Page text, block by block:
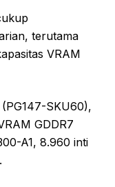
terutama
VRAM
SKU60),
GDDR7
A1, 8.960 inti